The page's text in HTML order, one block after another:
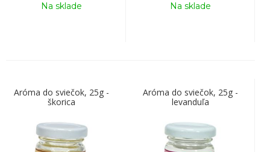
Na sklade Na sklade
Aróma do sviečok, 25g -
škorica
Aróma do sviečok, 25g -
levanduľa